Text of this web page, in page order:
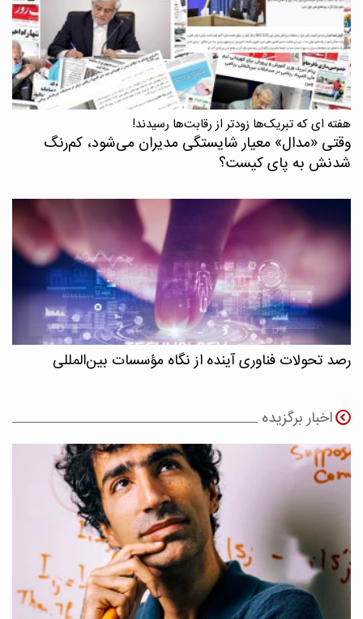
هفته ای که تبریک‌ها زودتر از رقابت‌ها رسیدند!
وقتی «مدال‌» معیار شایستگی مدیران می‌شود، کم‌رنگ
شدنش به پای کیست؟
رصد تحولات فناوری آینده از نگاه مؤسسات بین‌المللی
اخبار برگزیده